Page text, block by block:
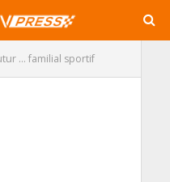
… familial sportif